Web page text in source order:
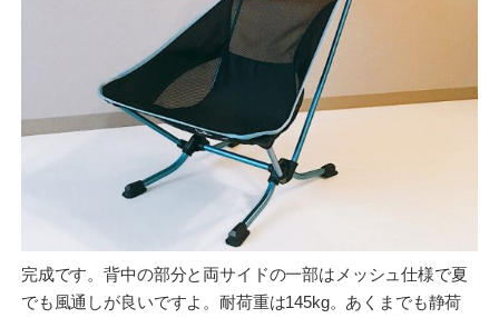
完成です。背中の部分と両サイドの一部はメッシュ仕様で夏
でも風通しが良いですよ。耐荷重は145kg。あくまでも静荷